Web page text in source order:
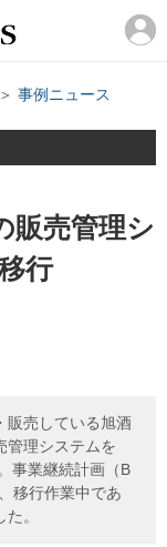
＞ 事例ニュース
販売管理シ
行
販売している旭酒
管理システムを
事業継続計画（B
移行作業中であ
。